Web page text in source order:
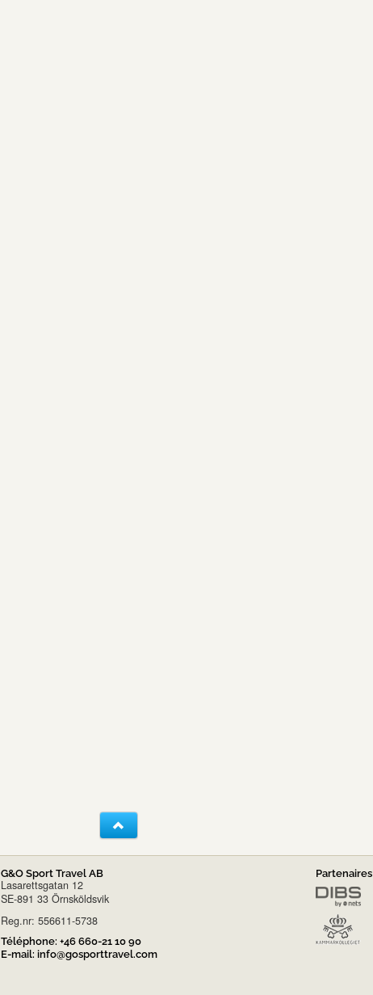
G&O Sport Travel AB
Lasarettsgatan 12
SE-891 33 Örnsköldsvik
Reg.nr: 556611-5738
Téléphone: +46 660-21 10 90
E-mail: info@gosporttravel.com
Partenaires